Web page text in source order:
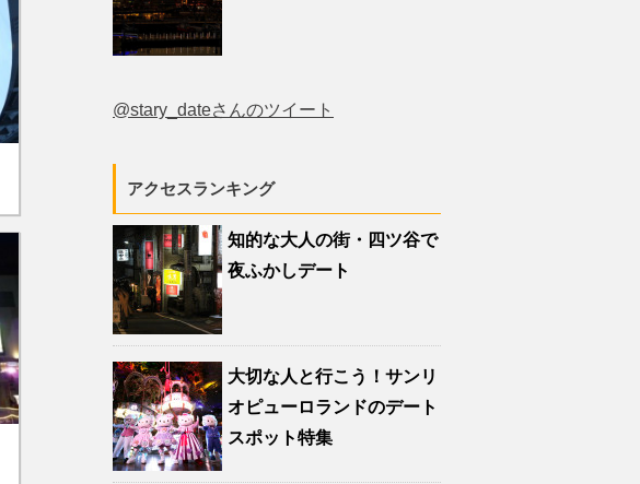
@stary_dateさんのツイート
アクセスランキング
知的な大人の街・四ツ谷で
夜ふかしデート
大切な人と行こう！サンリ
オピューロランドのデート
スポット特集